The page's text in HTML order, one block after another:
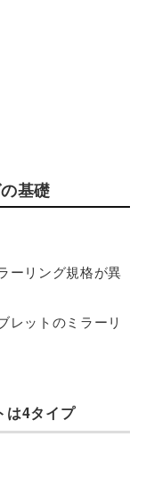
基礎
ーリング規格が異
レットのミラーリ
4タイプ